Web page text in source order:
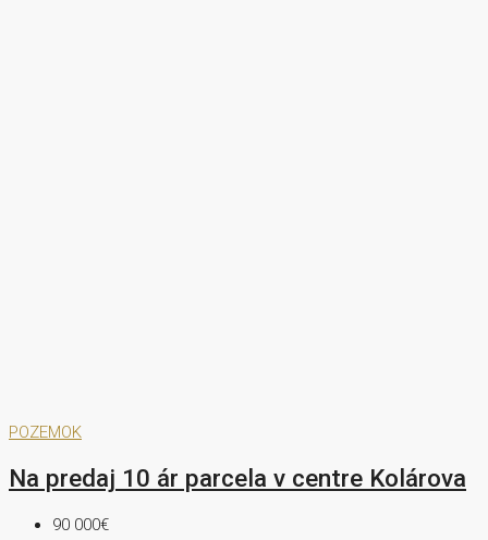
POZEMOK
Na predaj 10 ár parcela v centre Kolárova
90 000€